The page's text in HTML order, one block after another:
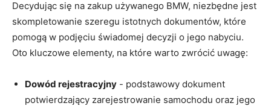
Decydując się⁣ na⁤ zakup używanego BMW, niezbędne⁣ jest​
skompletowanie ​szeregu istotnych dokumentów, które
pomogą w podjęciu świadomej decyzji o jego nabyciu.
Oto kluczowe‌ elementy, na które⁤ warto zwrócić uwagę:
Dowód rejestracyjny ⁣- podstawowy‍ dokument​
potwierdzający ‍zarejestrowanie samochodu oraz jego